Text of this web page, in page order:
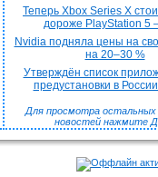
Теперь Xbox Series X
дороже PlayStation 5
Nvidia подняла цены на
на 20–30 %
Утверждён список
предустановки в
Для просмотра остальных
новостей нажмите